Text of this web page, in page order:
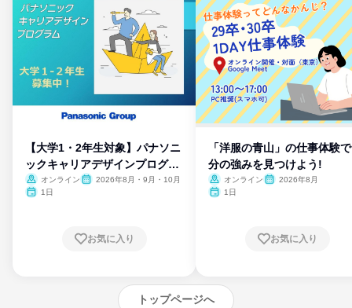
【大学1・2年生対象】パナソニ
ックキャリアデザインプログラ
ム
オンライン
2026年8月・9月・10月
1日
お気に入り
「洋服の青山」の仕事体験
分の強みを見つけよう!
オンライン
2026年8月
1日
お気に入り
トップページへ